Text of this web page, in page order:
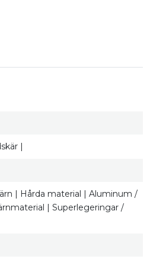
|
| Hårda material | Aluminum /
| Superlegeringar /